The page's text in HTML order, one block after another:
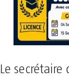
Le secrétaire